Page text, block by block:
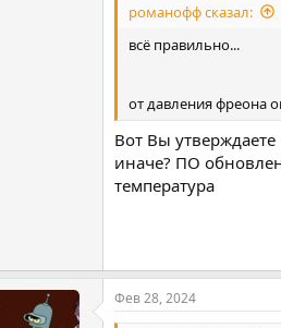
романофф сказал:
всё правильно...
от давления фреона
Вот Вы
иначе? ПО
температура
Фев 28, 2024